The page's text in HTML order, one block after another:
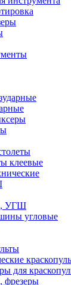
клеевые
УГШ
угловые
для
фрезеры